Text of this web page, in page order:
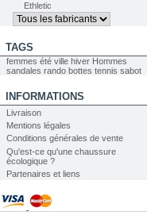
Ethletic
TAGS
femmes été ville hiver Hommes
sandales rando bottes tennis sabot
INFORMATIONS
Livraison
Mentions légales
Conditions générales de vente
Qu'est-ce qu'une chaussure
écologique ?
Partenaires et liens